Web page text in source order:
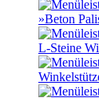
»Beton
L-Steine